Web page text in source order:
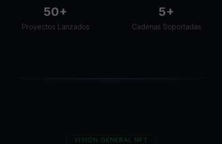
50+
Proyectos Lanzados
5+
Cadenas Soportadas
VISIÓN GENERAL NFT